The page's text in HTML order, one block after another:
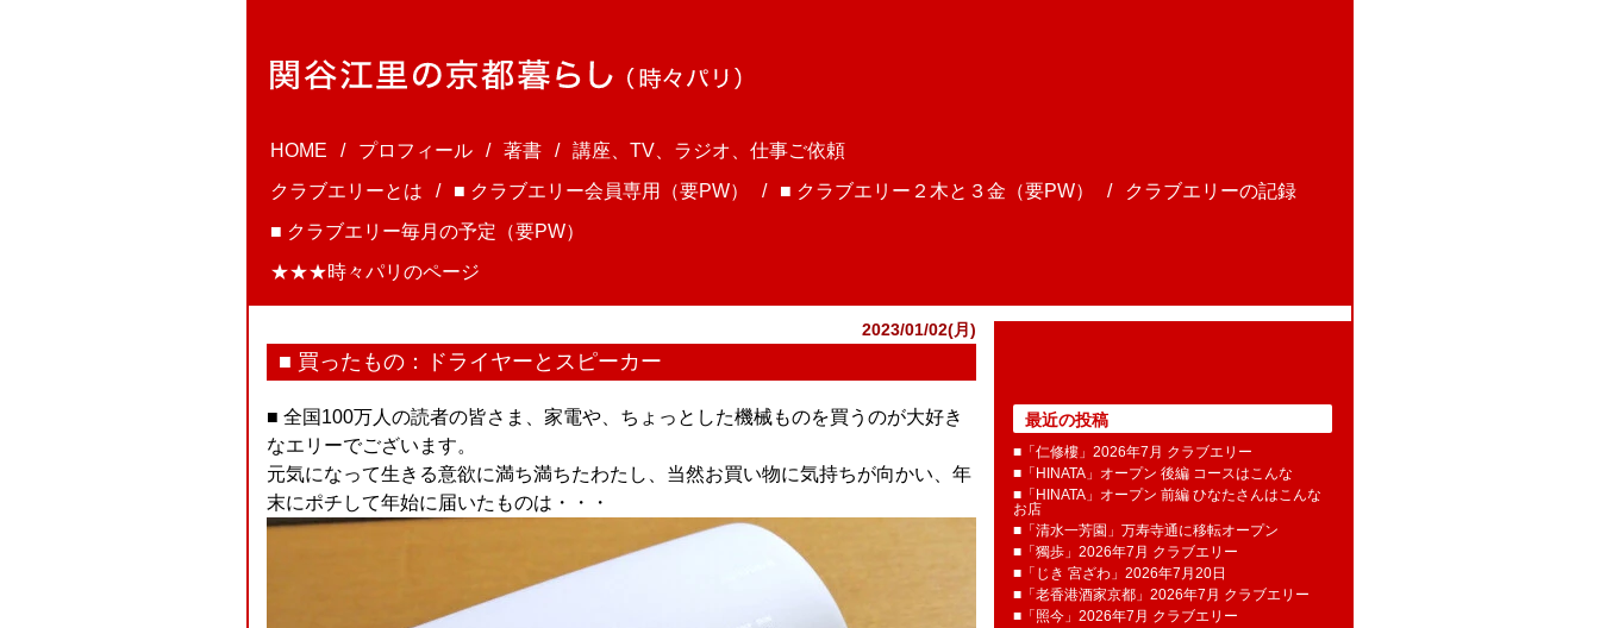
HOME プロフィール 著書
講座、TV、ラジオ、仕事ご依頼
クラブエリーとは
■ クラブエリー会員専用（要PW） ■ クラブエリー２木と３金（要PW）
クラブエリーの記録
■ クラブエリー毎月の予定（要PW）
★★★時々パリのページ
2023/01/02(月)
■ 買ったもの：ドライヤーとスピーカー
■ 全国100万人の読者の皆さま、家電や、ちょっとした機械ものを買うのが大好き
なエリーでございます。
元気になって生きる意欲に満ち満ちたわたし、当然お買い物に気持ちが向かい、年
末にポチして年始に届いたものは・・・
最近の投稿
■「仁修樓」2026年7月 クラブエリー
■「HINATA」オープン 後編 コースはこんな
■「HINATA」オープン 前編 ひなたさんはこんな
お店
■「清水一芳園」万寿寺通に移転オープン
■「獨歩」2026年7月 クラブエリー
■「じき 宮ざわ」2026年7月20日
■「老香港酒家京都」2026年7月 クラブエリー
■「照今」2026年7月 クラブエリー